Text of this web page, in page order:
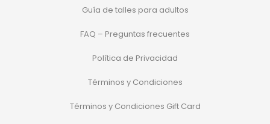
Guía de talles para adultos
FAQ – Preguntas frecuentes
Política de Privacidad
Términos y Condiciones
Términos y Condiciones Gift Card